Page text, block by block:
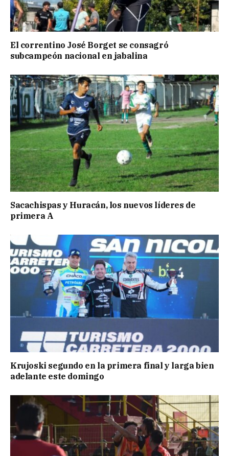
El correntino José Borget se consagró
subcampeón nacional en jabalina
Sacachispas y Huracán, los nuevos líderes de
primera A
Krujoski segundo en la primera final y larga bien
adelante este domingo